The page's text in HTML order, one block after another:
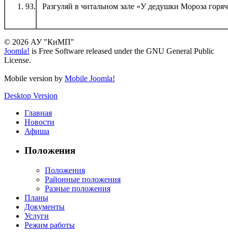
93. Разгуляй в читальном зале «У дедушки Мороза
© 2026 АУ "КиМП"
Joomla! is Free Software released under the GNU General Public
License.
Mobile version by Mobile Joomla!
Desktop Version
Главная
Новости
Афиша
Положения
Положения
Районные положения
Разные положения
Планы
Документы
Услуги
Режим работы